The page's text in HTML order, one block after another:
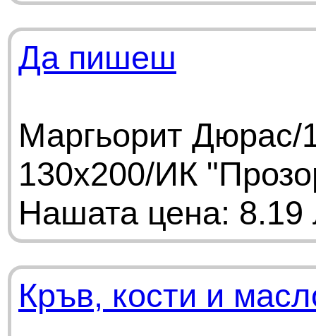
Да пишеш
Маргьорит Дюрас/
130х200/ИК
Нашата цена: 8.19
Кръв, кости и